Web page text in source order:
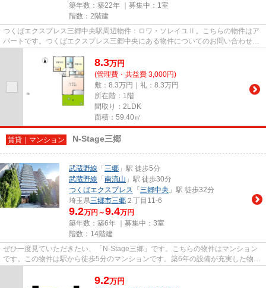
築年数：築22年 ｜募集中： 1室
階数：2階建
つくばエクスプレス三郷中央駅周辺物件：ロワ・ソレイユⅡ。こちらの物件はア
パートです。つくばエクスプレス三郷中央にある物件についてのお問い合わせな
8.3万円
(管理費・共益費 3,000円)
敷：8.3万円｜礼：8.3万円
所在階：1階
間取り：2LDK
面積：59.40㎡
賃貸｜マンション N-Stage三郷
武蔵野線 「 三郷 」駅 徒歩5分
武蔵野線 「 南流山 」駅 徒歩30分
つくばエクスプレス 「 三郷中央 」駅 徒歩32分
埼玉県三郷市三郷 ２丁目11-6
9.2万円～9.4万円
築年数：築6年 ｜募集中： 3室
階数：14階建
ぜひ一度見ていただきたい、「N-Stage三郷」です。こちらの物件はマンション
です。この物件は駅から徒歩5分のマンションです。築6年の設備が充実した物件
9.2万円